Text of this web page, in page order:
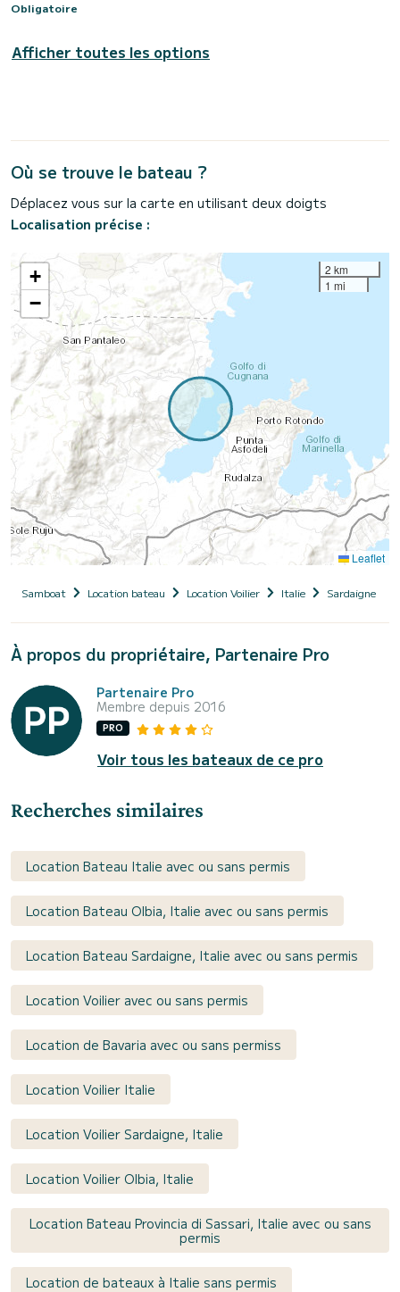
Obligatoire
Afficher toutes les options
Où se trouve le bateau ?
Déplacez vous sur la carte en utilisant deux doigts
Localisation précise :
+
−
2 km
1 mi
Leaflet
Samboat Location bateau Location Voilier Italie Sardaigne
À propos du propriétaire, Partenaire Pro
Partenaire Pro
Membre depuis 2016
PRO
Voir tous les bateaux de ce pro
Recherches similaires
Location Bateau Italie avec ou sans permis
Location Bateau Olbia, Italie avec ou sans permis
Location Bateau Sardaigne, Italie avec ou sans permis
Location Voilier avec ou sans permis
Location de Bavaria avec ou sans permiss
Location Voilier Italie
Location Voilier Sardaigne, Italie
Location Voilier Olbia, Italie
Location Bateau Provincia di Sassari, Italie avec ou sans
permis
Location de bateaux à Italie sans permis